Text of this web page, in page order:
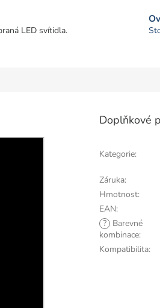
LED svítidla.
Doplňkové
Kategorie:
Záruka:
Hmotnost:
EAN:
? Barevné
kombinace:
Kompatibilita: